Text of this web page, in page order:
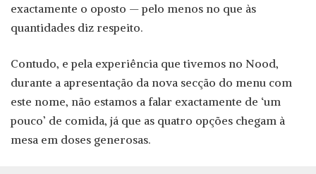
exactamente o oposto — pelo menos no que às
quantidades diz respeito.
Contudo, e pela experiência que tivemos no Nood,
durante a apresentação da nova secção do menu com
este nome, não estamos a falar exactamente de ‘um
pouco’ de comida, já que as quatro opções chegam à
mesa em doses generosas.